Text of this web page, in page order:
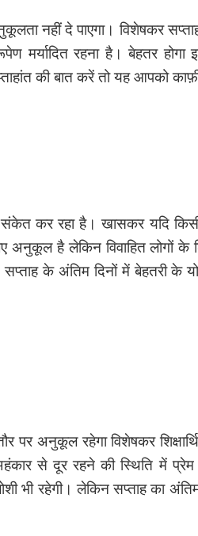
नहीं दे पाएगा। विशेषकर
मर्यादित रहना है। बेहतर
की बात करें तो यह आपको
कर रहा है। खासकर यदि किसी
है लेकिन विवाहित लोगों के
के अंतिम दिनों में बेहतरी के
पर अनुकूल रहेगा विशेषकर
से दूर रहने की स्थिति में
भी रहेगी। लेकिन सप्ताह का